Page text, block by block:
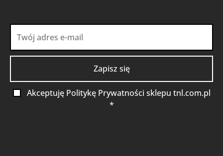
Akceptuję Politykę Prywatności sklepu tnl.com.pl
*